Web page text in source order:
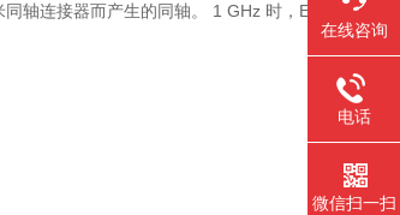
轴连接器而产生的同轴。 1 GHz 时，E
在线咨询
电话
微信扫一扫